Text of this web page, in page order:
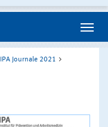
IPA Journale 2021